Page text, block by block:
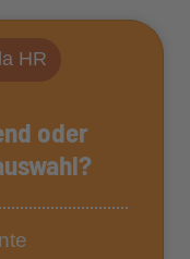
HR
oder